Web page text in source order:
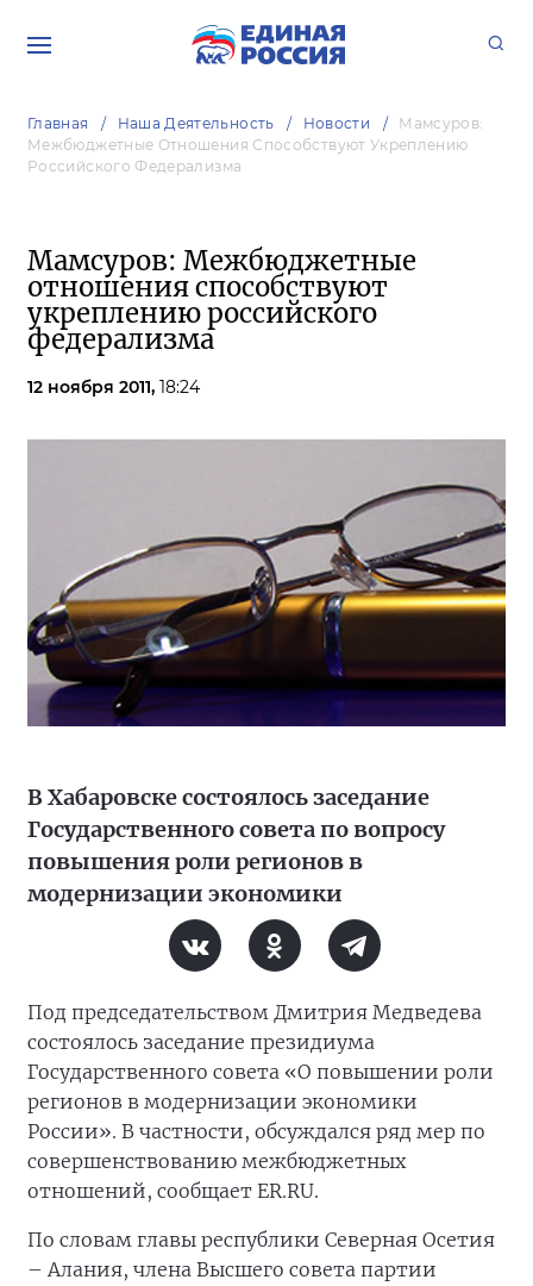
Главная Наша Деятельность Новости
Мамсуров:
Межбюджетные Отношения Способствуют Укреплению
Российского Федерализма
Мамсуров: Межбюджетные
отношения способствуют
укреплению российского
федерализма
12 ноября 2011, 18:24
В Хабаровске состоялось заседание
Государственного совета по вопросу
повышения роли регионов в
модернизации экономики
Под председательством Дмитрия Медведева
состоялось заседание президиума
Государственного совета «О повышении роли
регионов в модернизации экономики
России». В частности, обсуждался ряд мер по
совершенствованию межбюджетных
отношений, сообщает ER.RU.
По словам главы республики Северная Осетия
– Алания, члена Высшего совета партии